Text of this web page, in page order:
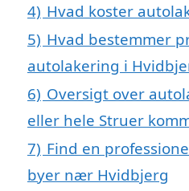
4) Hvad koster
5) Hvad bestemmer
autolakering i
6) Oversigt over
eller hele Struer
7) Find en
byer nær Hvidbjerg